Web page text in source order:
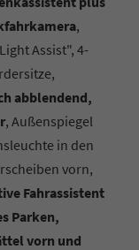
,
Assist", 4-
abblendend,
, Außenspiegel
in den
vorn,
Fahrassistent
Parken,
vorn und